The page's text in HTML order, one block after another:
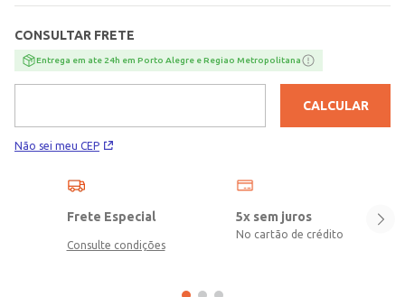
em relevo, agregando estilo e modernidade; Solado com tecnologia
BPLUS, leve e flexível, que absorve impactos e garante
estabilidade; Palmilha Fisioflex, que simula a sensação de andar
Volt 2.0 é a escolha perfeita para quem busca um calçado infantil
masculino confortável, tecnológico e cheio de atitude, pronto para
acompanhar cada passo com segurança e estilo.
CONSULTAR FRETE
Entrega em ate 24h em Porto Alegre e Regiao Metropolitana
Não sei meu CEP
CALCULAR
Frete Especial
Consulte condições
5x sem juros
No cartão de crédito